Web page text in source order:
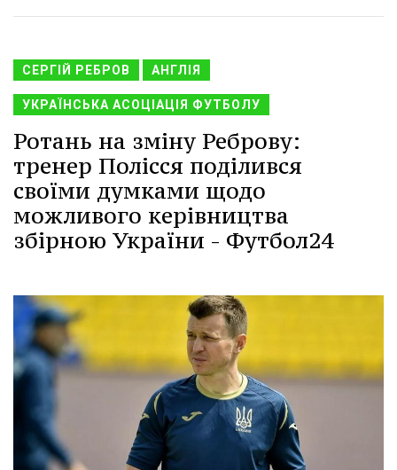
СЕРГІЙ РЕБРОВ АНГЛІЯ
УКРАЇНСЬКА АСОЦІАЦІЯ ФУТБОЛУ
Ротань на зміну Реброву:
тренер Полісся поділився
своїми думками щодо
можливого керівництва
збірною України - Футбол24